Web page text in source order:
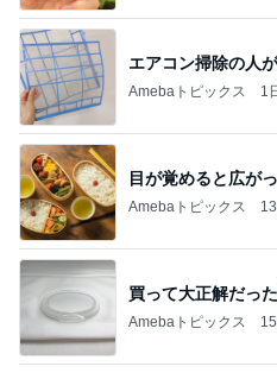
エアコン掃除の人
Amebaトピックス 1
目が覚めると広が
Amebaトピックス
買って大正解だっ
Amebaトピックス